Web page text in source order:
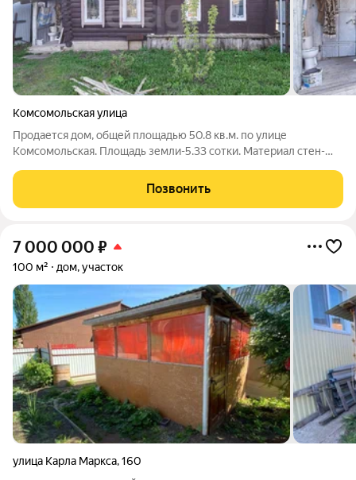
Комсомольская улица
Продается дом, общей площадью 50.8 кв.м. по улице
Комсомольская. Площадь земли-5.33 сотки. Материал стен-
сделан косметический ремонт: окна пластиковые, вода и газ в
дом заведены. Санузел
Позвонить
7 000 000 ₽
100 м² дом, участок
улица Карла Маркса,160